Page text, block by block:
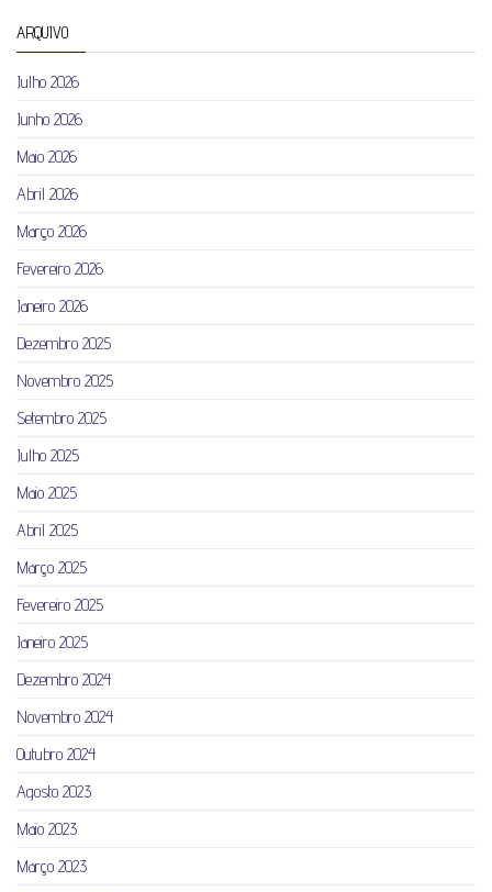
ARQUIVO
Julho 2026
Junho 2026
Maio 2026
Abril 2026
Março 2026
Fevereiro 2026
Janeiro 2026
Dezembro 2025
Novembro 2025
Setembro 2025
Julho 2025
Maio 2025
Abril 2025
Março 2025
Fevereiro 2025
Janeiro 2025
Dezembro 2024
Novembro 2024
Outubro 2024
Agosto 2023
Maio 2023
Março 2023